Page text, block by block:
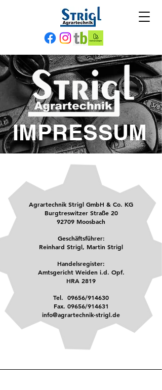
IMPRESSUM
Agrartechnik Strigl GmbH & Co. KG
Burgtreswitzer Straße 20
92709 Moosbach
Geschäftsführer:
Reinhard Strigl, Martin Strigl
Handelsregister:
Amtsgericht Weiden i.d. Opf.
HRA 2819
Tel. 09656/914630
Fax. 09656/914631
info@agrartechnik-strigl.de